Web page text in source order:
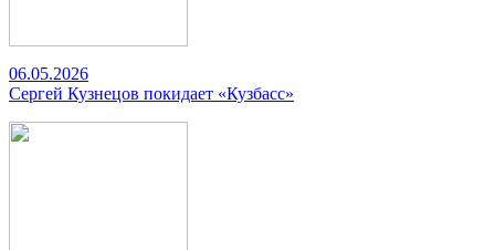
06.05.2026
Сергей Кузнецов покидает «Кузбасс»